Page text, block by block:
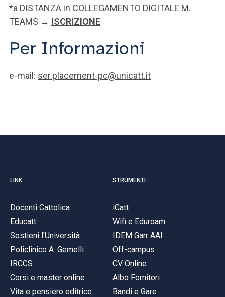
*a DISTANZA in COLLEGAMENTO DIGITALE M.
TEAMS → ISCRIZIONE
Per Informazioni
e-mail: ser.placement-pc@unicatt.it
LINK
Docenti Cattolica
Educatt
Sostieni l'Università
Policlinico A. Gemelli
IRCCS
Corsi e master online
Vita e pensiero editrice
STRUMENTI
iCatt
Wifi e Eduroam
IDEM Garr AAI
Off-campus
CV Online
Albo Fornitori
Bandi e Gare